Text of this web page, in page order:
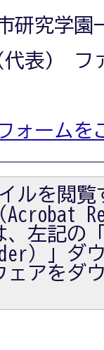
研究学園
代表) フ
ォームを
イルを閲
Acrobat
左記の
）」ダ
ェアをダ